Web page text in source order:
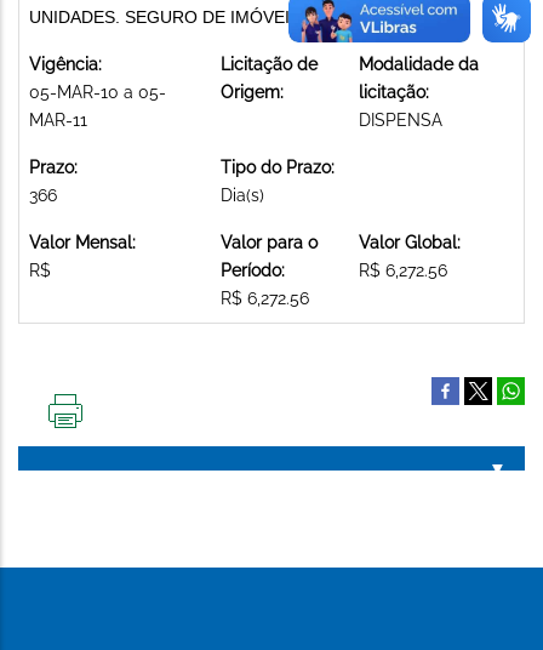
UNIDADES. SEGURO DE IMÓVEIS
Vigência:
05-MAR-10 a 05-
MAR-11
Licitação de
Origem:
Modalidade da
licitação:
DISPENSA
Prazo:
366
Tipo do Prazo:
Dia(s)
Valor Mensal:
R$
Valor para o
Período:
R$ 6,272.56
Valor Global:
R$ 6,272.56
PÁGINA